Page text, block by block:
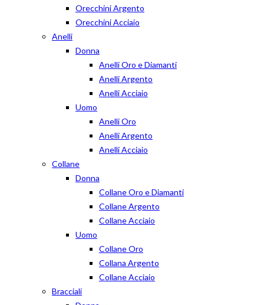
Orecchini Argento
Orecchini Acciaio
Anelli
Donna
Anelli Oro e Diamanti
Anelli Argento
Anelli Acciaio
Uomo
Anelli Oro
Anelli Argento
Anelli Acciaio
Collane
Donna
Collane Oro e Diamanti
Collane Argento
Collane Acciaio
Uomo
Collane Oro
Collana Argento
Collane Acciaio
Bracciali